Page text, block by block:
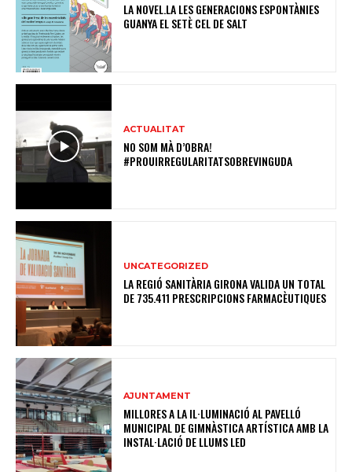
LA NOVEL.LA LES GENERACIONS ESPONTÀNIES
GUANYA EL SETÈ CEL DE SALT
ACTUALITAT
NO SOM MÀ D’OBRA!
#PROUIRREGULARITATSOBREVINGUDA
UNCATEGORIZED
LA REGIÓ SANITÀRIA GIRONA VALIDA UN TOTAL
DE 735.411 PRESCRIPCIONS FARMACÈUTIQUES
AJUNTAMENT
MILLORES A LA IL·LUMINACIÓ AL PAVELLÓ
MUNICIPAL DE GIMNÀSTICA ARTÍSTICA AMB LA
INSTAL·LACIÓ DE LLUMS LED